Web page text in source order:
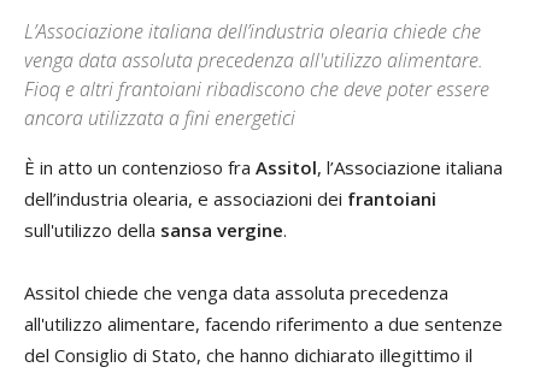
L’Associazione italiana dell’industria olearia chiede che
venga data assoluta precedenza all'utilizzo alimentare.
Fioq e altri frantoiani ribadiscono che deve poter essere
ancora utilizzata a fini energetici
È in atto un contenzioso fra Assitol, l’Associazione italiana
dell’industria olearia, e associazioni dei frantoiani
sull'utilizzo della sansa vergine.
Assitol chiede che venga data assoluta precedenza
all'utilizzo alimentare, facendo riferimento a due sentenze
del Consiglio di Stato, che hanno dichiarato illegittimo il